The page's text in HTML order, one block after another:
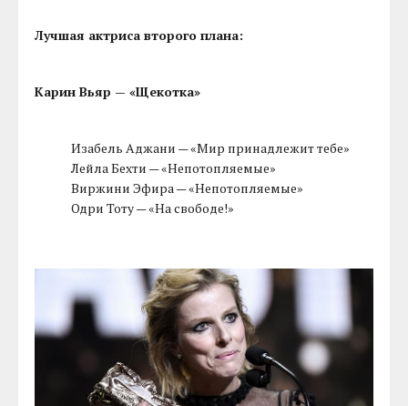
Лучшая актриса второго плана:
Карин Вьяр — «Щекотка»
Изабель Аджани — «Мир принадлежит тебе»
Лейла Бехти — «Непотопляемые»
Виржини Эфира — «Непотопляемые»
Одри Тоту — «На свободе!»